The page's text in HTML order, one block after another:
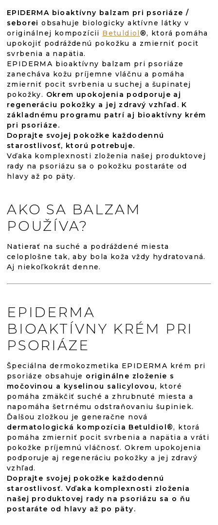
EPIDERMA bioaktívny balzam pri psoriáze /
seborei obsahuje biologicky aktívne látky v
originálnej kompozícii Betuldiol®, ktorá pomáha
upokojiť podráždenú pokožku a zmierniť pocit
svrbenia a napätia.
EPIDERMA bioaktívny balzam pri psoriáze
zanecháva kožu príjemne vláčnu a pomáha
zmierniť pocit svrbenia u suchej a šupinatej
pokožky. Okrem upokojenia podporuje aj
regeneráciu pokožky a jej zdravý vzhľad. K
základnému programu patrí aj bioaktívny krém
pri psoriáze.
Doprajte svojej pokožke každodennú
starostlivosť, ktorú potrebuje.
Vďaka komplexnosti zloženia našej produktovej
rady na psoriázu sa o pokožku postaráte od
hlavy až po päty.
AKO SA BALZAM
POUŽÍVA?
Natierať na suché a podráždené miesta
celoplošne tak, aby bola koža vždy hydratovaná.
Aj niekoľkokrát denne.
EPIDERMA
BIOAKTÍVNY KRÉM PRI
PSORIÁZE
Špeciálna dermokozmetika EPIDERMA krém pri
psoriáze obsahuje originálne zloženie s
močovinou a kyselinou salicylovou, ktoré
pomáha zmäkčiť suché a zhrubnuté miesta a
napomáha šetrnému odstraňovaniu šupiniek.
Ďalšou zložkou je generačne nová
dermatologická kompozícia Betuldiol®, ktorá
pomáha zmierniť pocit svrbenia a napätia a vráti
pokožke príjemnú vláčnosť. Okrem upokojenia
podporuje aj regeneráciu pokožky a jej zdravý
vzhľad.
Doprajte svojej pokožke každodennú
starostlivosť. Vďaka komplexnosti zloženia
našej produktovej rady na psoriázu sa o ňu
postaráte od hlavy až po päty.